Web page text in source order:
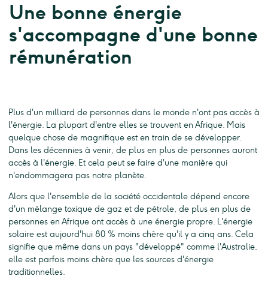
Une bonne énergie
s'accompagne d'une bonne
rémunération
Plus d'un milliard de personnes dans le monde n'ont pas accès à
l'énergie. La plupart d'entre elles se trouvent en Afrique. Mais
quelque chose de magnifique est en train de se développer.
Dans les décennies à venir, de plus en plus de personnes auront
accès à l'énergie. Et cela peut se faire d'une manière qui
n'endommagera pas notre planète.
Alors que l'ensemble de la société occidentale dépend encore
d'un mélange toxique de gaz et de pétrole, de plus en plus de
personnes en Afrique ont accès à une énergie propre. L'énergie
solaire est aujourd'hui 80 % moins chère qu'il y a cinq ans. Cela
signifie que même dans un pays "développé" comme l'Australie,
elle est parfois moins chère que les sources d'énergie
traditionnelles.